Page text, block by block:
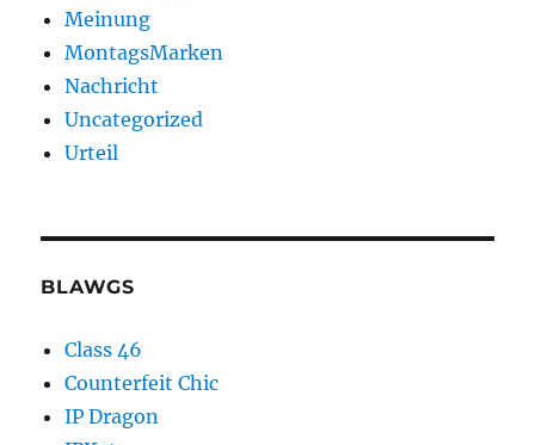
Meinung
MontagsMarken
Nachricht
Uncategorized
Urteil
BLAWGS
Class 46
Counterfeit Chic
IP Dragon